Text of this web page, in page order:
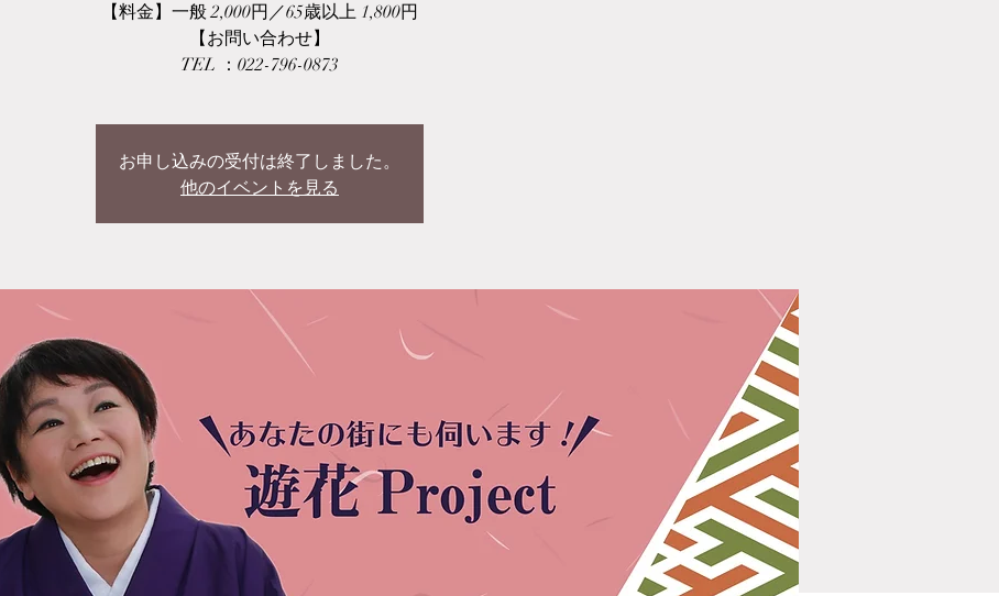
【料金】一般 2,000円／65歳以上 1,800円
【お問い合わせ】
TEL ：022-796-0873
お申し込みの受付は終了しました。
他のイベントを見る